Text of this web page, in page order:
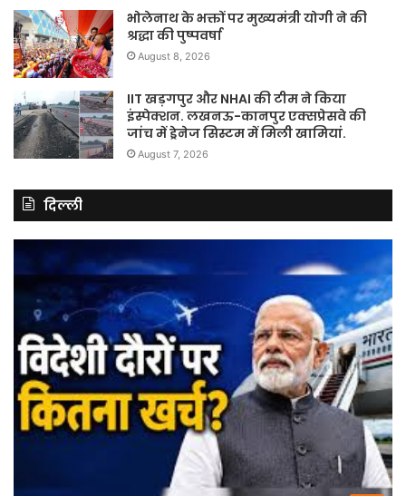
भोलेनाथ के भक्तों पर मुख्यमंत्री योगी ने की
श्रद्धा की पुष्पवर्षा
August 8, 2026
IIT खड़गपुर और NHAI की टीम ने किया
इंस्पेक्शन. लखनऊ-कानपुर एक्सप्रेसवे की
जांच में ड्रेनेज सिस्टम में मिली खामियां.
August 7, 2026
दिल्ली